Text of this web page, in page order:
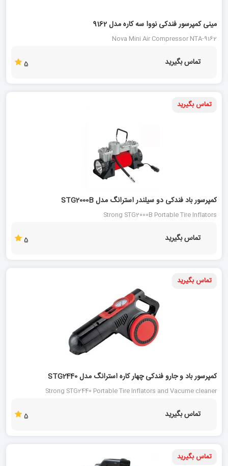
مینی کمپرسور فندکی نووا سه کاره مدل 9162
Nova Mini Air Compressor NTA-9162
تماس بگیرید 5
تماس بگیرید
کمپرسور باد فندکی دو سیلندر استرانگ مدل STG2000B
Strong STG2000B Portable Tire Inflators
تماس بگیرید 5
تماس بگیرید
کمپرسور باد و جارو فندکی چهار کاره استرانگ مدل STG2440
Strong STG2440 Portable Tire Inflators and Vacume cleaner
تماس بگیرید 5
تماس بگیرید